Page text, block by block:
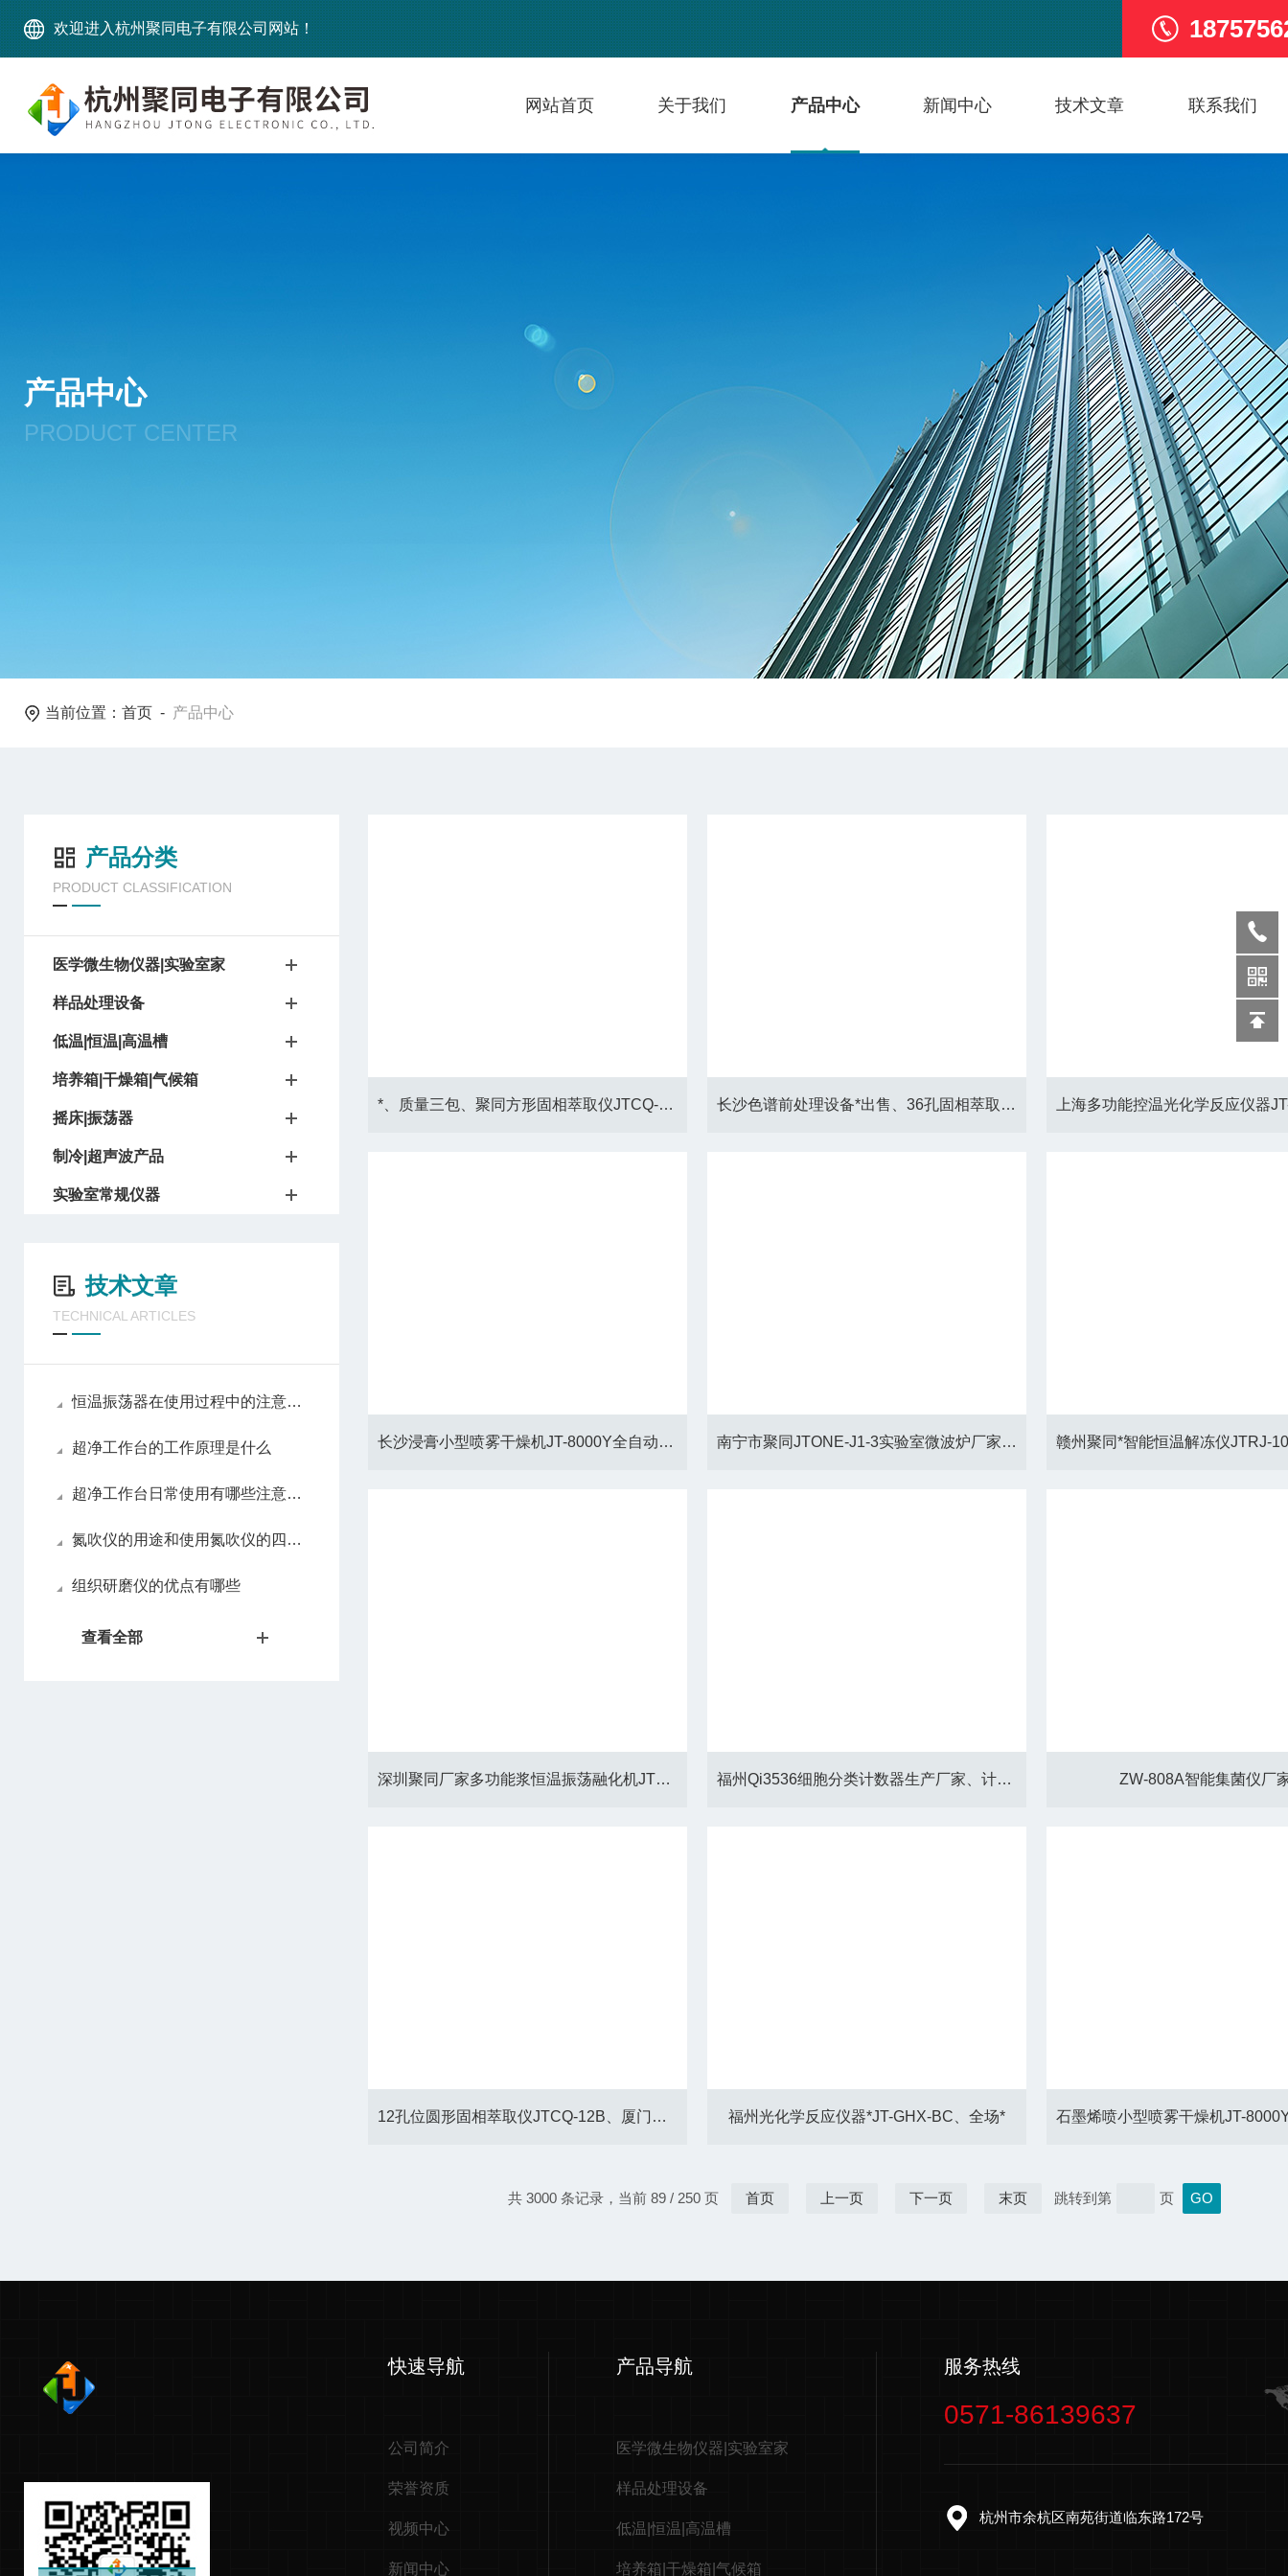
欢迎进入杭州聚同电子有限公司网站！
网站首页 关于我们 产品中心 新闻中心 技术文章 联系我们
产品中心
PRODUCT CENTER
当前位置： 首页 - 产品中心
产品分类
PRODUCT CLASSIFICATION
医学微生物仪器|实验室家
样品处理设备
低温|恒温|高温槽
培养箱|干燥箱|气候箱
摇床|振荡器
制冷|超声波产品
实验室常规仪器
技术文章
TECHNICAL ARTICLES
恒温振荡器在使用过程中的注意事项
超净工作台的工作原理是什么
超净工作台日常使用有哪些注意事项
氮吹仪的用途和使用氮吹仪的四大优势
组织研磨仪的优点有哪些
查看全部
*、质量三包、聚同方形固相萃取仪JTCQ-12D 长沙色谱前处理设备*出售、36孔固相萃取仪JTCQ-36B耐腐蚀
长沙浸膏小型喷雾干燥机JT-8000Y全自动控制 南宁市聚同JTONE-J1-3实验室微波炉厂家、*
深圳聚同厂家多功能浆恒温振荡融化机JTSC-10、厂家批发价格 福州Qi3536细胞分类计数器生产厂家、计数58种细胞 ZW-808A智能集菌仪厂
12孔位圆形固相萃取仪JTCQ-12B、厦门厂家自产自销 福州光化学反应仪器*JT-GHX-BC、全场*
共 3000 条记录，当前 89 / 250 页 首页 上一页 下一页 末页 跳转到第 页
快速导航
公司简介
荣誉资质
视频中心
新闻中心
产品导航
医学微生物仪器|实验室家
样品处理设备
低温|恒温|高温槽
培养箱|干燥箱|气候箱
服务热线
0571-86139637
杭州市余杭区南苑街道临东路172号